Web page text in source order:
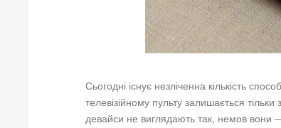
Сьогодні існує незліченна кількість
телевізійному пульту залишається
девайси не виглядають так, немов вони